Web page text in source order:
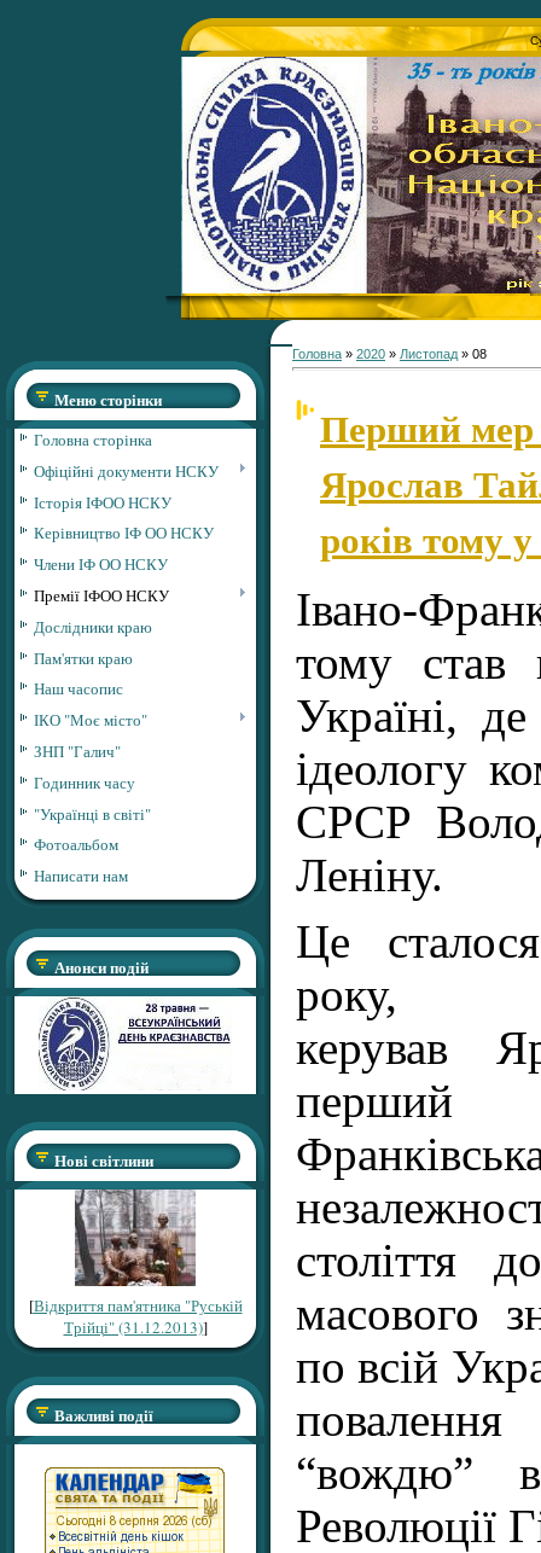
Меню сторінки
Головна сторінка
Офіційні документи НСКУ
Історія ІФОО НСКУ
Керівництво ІФ ОО НСКУ
Члени ІФ ОО НСКУ
Премії ІФОО НСКУ
Дослідники краю
Пам'ятки краю
Наш часопис
ІКО "Моє місто"
ЗНП "Галич"
Годинник часу
"Українці в світі"
Фотоальбом
Написати нам
Анонси подій
Нові світлини
[Відкриття пам'ятника "Руській
Трійці" (31.12.2013)]
Важливі події
Головна » 2020 » Листопад » 08
Перший мер
Ярослав
років тому
Івано-
тому став
Україні,
ідеологу
СРСР
Леніну.
Це
року,
керував
перший
століття
масового
по всій
“вождю”
Революції